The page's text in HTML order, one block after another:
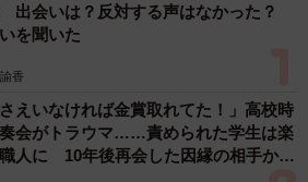
ます。
ル活動を監視することは基本的な
出会いは？反対する声はなかった？
を聞いた
香
さえいなければ金賞取れてた！」高校時
会がトラウマ……責められた学生は楽
人に 10年後再会した因縁の相手から